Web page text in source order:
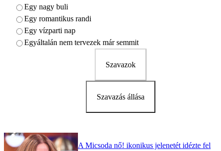
Egy nagy buli
Egy romantikus randi
Egy vízparti nap
Egyáltalán nem tervezek már semmit
Szavazok
Szavazás állása
A Micsoda nő! ikonikus jelenetét idézte fel